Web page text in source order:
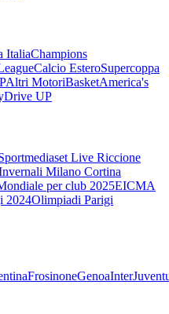
ItaliaChampions
Calcio EsteroSupercoppa
Altri MotoriBasketAmerica's
Drive UP
Live Riccione
Milano Cortina
per club 2025EICMA
2024Olimpiadi Parigi
FrosinoneGenoaInter